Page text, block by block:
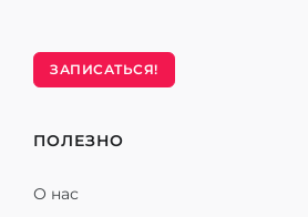
ЗАПИСАТЬСЯ!
ПОЛЕЗНО
О нас